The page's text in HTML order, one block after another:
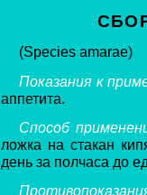
(Species amarae)
Показания к
аппетита.
Способ
ложка на стакан
день за полчаса до